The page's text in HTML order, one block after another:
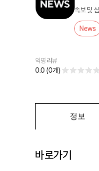
속보 및
News
익명 리뷰
0.0(0개)
정보
바로가기